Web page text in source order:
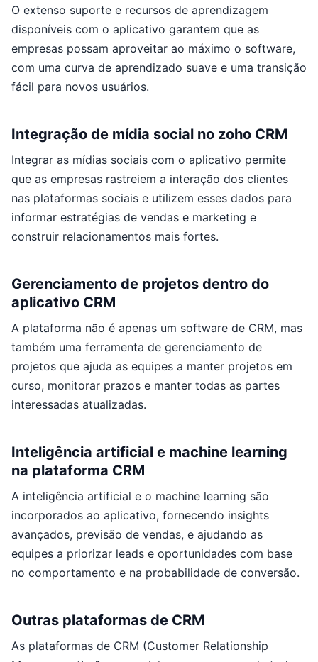
O extenso suporte e recursos de aprendizagem
disponíveis com o aplicativo garantem que as
empresas possam aproveitar ao máximo o software,
com uma curva de aprendizado suave e uma transição
fácil para novos usuários.
Integração de mídia social no zoho CRM
Integrar as mídias sociais com o aplicativo permite
que as empresas rastreiem a interação dos clientes
nas plataformas sociais e utilizem esses dados para
informar estratégias de vendas e marketing e
construir relacionamentos mais fortes.
Gerenciamento de projetos dentro do
aplicativo CRM
A plataforma não é apenas um software de CRM, mas
também uma ferramenta de gerenciamento de
projetos que ajuda as equipes a manter projetos em
curso, monitorar prazos e manter todas as partes
interessadas atualizadas.
Inteligência artificial e machine learning
na plataforma CRM
A inteligência artificial e o machine learning são
incorporados ao aplicativo, fornecendo insights
avançados, previsão de vendas, e ajudando as
equipes a priorizar leads e oportunidades com base
no comportamento e na probabilidade de conversão.
Outras plataformas de CRM
As plataformas de CRM (Customer Relationship